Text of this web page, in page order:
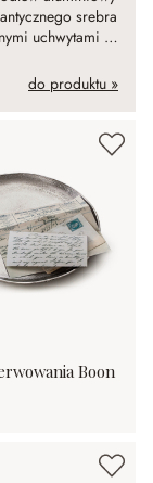
srebra
uchwytami z
do produktu »
Boon